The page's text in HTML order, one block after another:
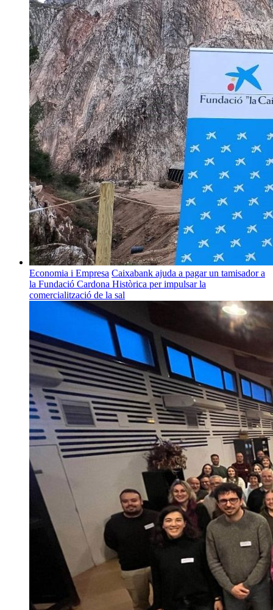
Economia i Empresa Caixabank ajuda a pagar un tamisador a
la Fundació Cardona Històrica per impulsar la
comercialització de la sal